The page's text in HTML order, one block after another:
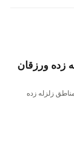
زده ورزقان
زلزله زده